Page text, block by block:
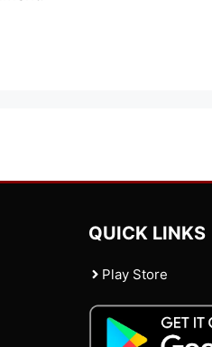
QUICK LINKS
Play Store